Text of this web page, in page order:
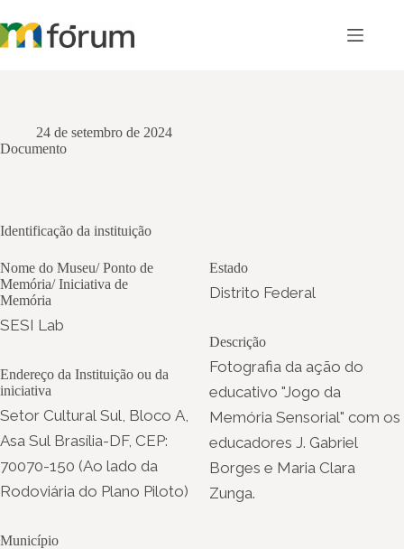
para
o
24 de setembro de 2024
Documento
Identificação da instituição
Nome do Museu/ Ponto de
Memória/ Iniciativa de
Memória
SESI Lab
Endereço da Instituição ou da
iniciativa
Setor Cultural Sul, Bloco A,
Asa Sul Brasília-DF, CEP:
70070-150 (Ao lado da
Rodoviária do Plano Piloto)
Município
Estado
Distrito Federal
Descrição
Fotografia da ação do
educativo "Jogo da
Memória Sensorial" com os
educadores J. Gabriel
Borges e Maria Clara
Zunga.